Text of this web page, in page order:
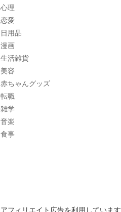
心理
恋愛
日用品
漫画
生活雑貨
美容
赤ちゃんグッズ
転職
雑学
音楽
食事
アフィリエイト広告を利用しています